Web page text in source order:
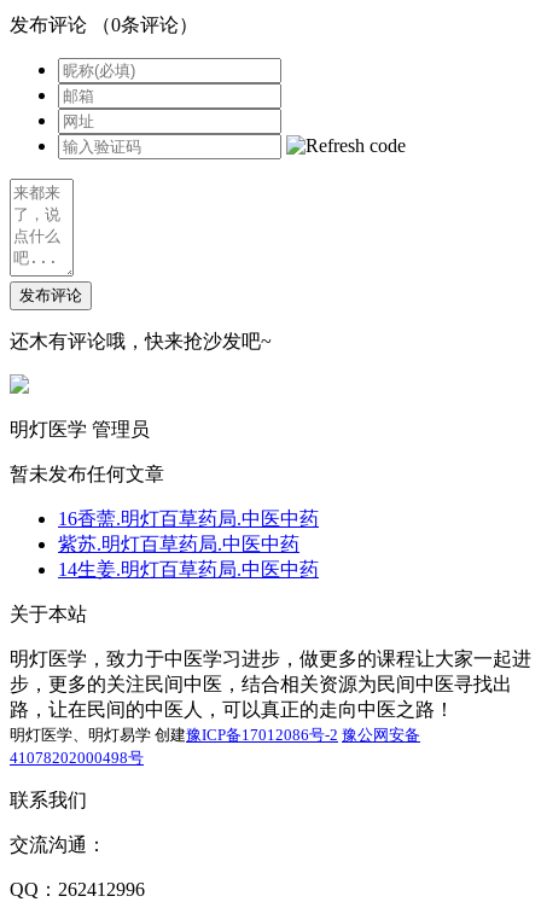
发布评论 （0条评论）
发布评论
还木有评论哦，快来抢沙发吧~
明灯医学 管理员
暂未发布任何文章
16香薷.明灯百草药局.中医中药
紫苏.明灯百草药局.中医中药
14生姜.明灯百草药局.中医中药
关于本站
明灯医学，致力于中医学习进步，做更多的课程让大家一起进
步，更多的关注民间中医，结合相关资源为民间中医寻找出
路，让在民间的中医人，可以真正的走向中医之路！
明灯医学、明灯易学 创建豫ICP备17012086号-2 豫公网安备
41078202000498号
联系我们
交流沟通：
QQ：262412996